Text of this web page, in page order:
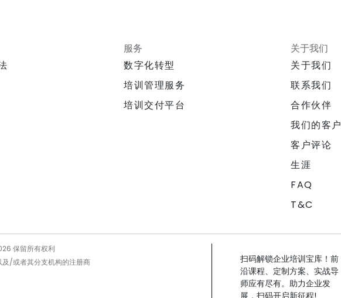
服务
数字化转型
培训管理服务
培训交付平台
关于我们
关于我们
联系我们
合作伙伴
我们的客户
客户评论
生涯
FAQ
T&C
保留所有权利
/或者其分支机构的注册商
扫码解锁企业培训宝库！前
沿课程、定制方案、实战导
师应有尽有。助力企业发